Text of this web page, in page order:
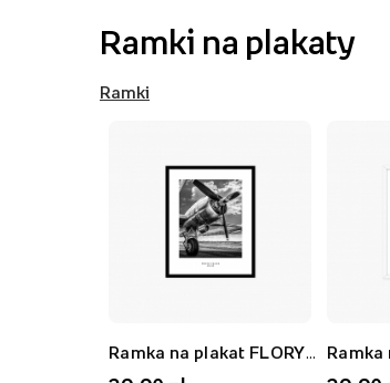
Ramki na plakaty
Ramki